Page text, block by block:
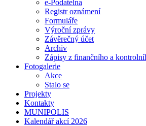
e-Podatelna
Registr oznámení
Formuláře
Výroční zprávy
Závěrečný účet
Archiv
Zápisy z finančního a
Fotogalerie
Akce
Stalo se
Projekty
Kontakty
MUNIPOLIS
Kalendář akcí 2026